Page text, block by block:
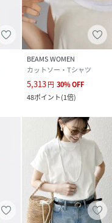
BEAMS WOMEN
カットソー・Tシャツ
5,313円 30%OFF
48ポイント(1倍)